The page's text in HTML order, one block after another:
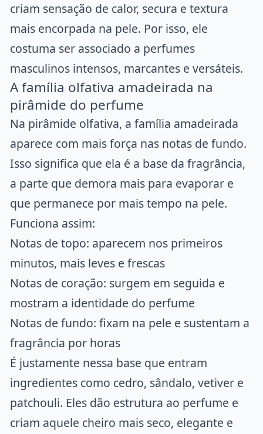
Digite para buscar artigos...
criam sensação de calor, secura e textura
mais encorpada na pele. Por isso, ele
costuma ser associado a perfumes
masculinos intensos, marcantes e versáteis.
A família olfativa amadeirada na
pirâmide do perfume
Na pirâmide olfativa, a família amadeirada
aparece com mais força nas notas de fundo.
Isso significa que ela é a base da fragrância,
a parte que demora mais para evaporar e
que permanece por mais tempo na pele.
Funciona assim:
Notas de topo: aparecem nos primeiros
minutos, mais leves e frescas
Notas de coração: surgem em seguida e
mostram a identidade do perfume
Notas de fundo: fixam na pele e sustentam a
fragrância por horas
É justamente nessa base que entram
ingredientes como cedro, sândalo, vetiver e
patchouli. Eles dão estrutura ao perfume e
criam aquele cheiro mais seco, elegante e